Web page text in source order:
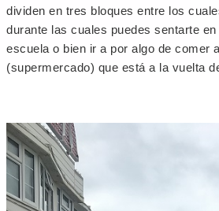
dividen en tres bloques entre los
durante las cuales puedes sentarte
escuela o bien ir a por algo de comer
(supermercado) que está a la vuelta